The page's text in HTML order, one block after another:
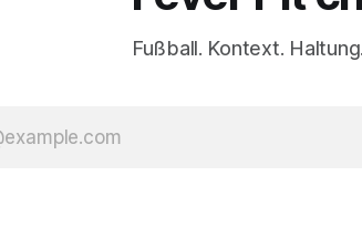
Fußball. Kontext. Haltung.